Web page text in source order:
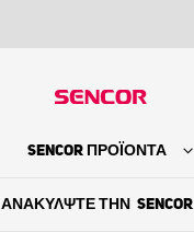
SENCOR ΠΡΟΪΟΝΤΑ
ΑΝΑΚΥΛΨΤΕ ΤΗΝ SENCOR